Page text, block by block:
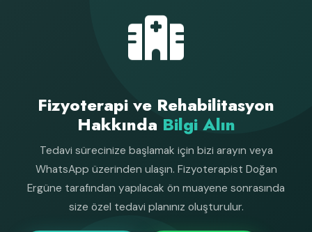
Fizyoterapi ve Rehabilitasyon
Hakkında Bilgi Alın
Tedavi sürecinize başlamak için bizi arayın veya
WhatsApp üzerinden ulaşın. Fizyoterapist Doğan
Ergüne tarafından yapılacak ön muayene sonrasında
size özel tedavi planınız oluşturulur.